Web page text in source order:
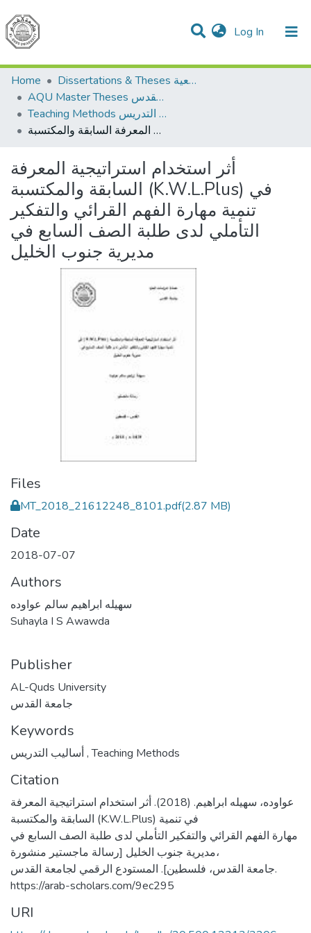
Log In (current)
Communities & Collections
All of DSpace
Home
Dissertations & Theses الرسائل الجامعية
AQU Master Theses الرسائل الجامعية الخاصة بجامعة القدس
Teaching Methods أساليب التدريس
أثر استخدام استراتيجية المعرفة السابقة والمكتسبة (K.W.L.Plus) في تنمية مهارة الفهم القرائي والتفكير التأملي لدى طلبة الصف السابع في مديرية جنوب الخليل
أثر استخدام استراتيجية المعرفة
السابقة والمكتسبة (K.W.L.Plus) في
تنمية مهارة الفهم القرائي والتفكير
التأملي لدى طلبة الصف السابع في
مديرية جنوب الخليل
Files
MT_2018_21612248_8101.pdf(2.87 MB)
Date
2018-07-07
Authors
سهيله ابراهيم سالم عواوده
Suhayla I S Awawda
Publisher
AL-Quds University
جامعة القدس
Keywords
,Teaching Methods
Citation
عواوده، سهيله ابراهيم. (2018). أثر استخدام استراتيجية المعرفة
السابقة والمكتسبة (K.W.L.Plus) في تنمية
مهارة الفهم القرائي والتفكير التأملي لدى طلبة الصف السابع في
مديرية جنوب الخليل [رسالة ماجستير منشورة،
جامعة القدس، فلسطين]. المستودع الرقمي لجامعة القدس.
https://arab-scholars.com/9ec295
URI